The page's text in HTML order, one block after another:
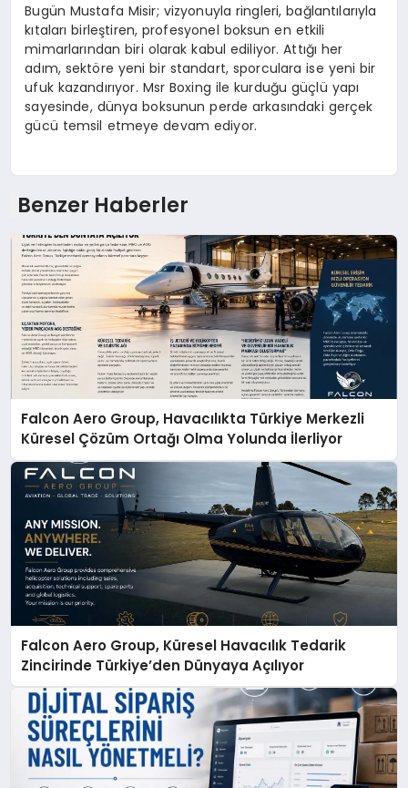
Bugün Mustafa Misir; vizyonuyla ringleri, bağlantılarıyla
kıtaları birleştiren, profesyonel boksun en etkili
mimarlarından biri olarak kabul ediliyor. Attığı her
adım, sektöre yeni bir standart, sporculara ise yeni bir
ufuk kazandırıyor. Msr Boxing ile kurduğu güçlü yapı
sayesinde, dünya boksunun perde arkasındaki gerçek
gücü temsil etmeye devam ediyor.
Benzer Haberler
Falcon Aero Group, Havacılıkta Türkiye Merkezli
Küresel Çözüm Ortağı Olma Yolunda İlerliyor
Falcon Aero Group, Küresel Havacılık Tedarik
Zincirinde Türkiye’den Dünyaya Açılıyor